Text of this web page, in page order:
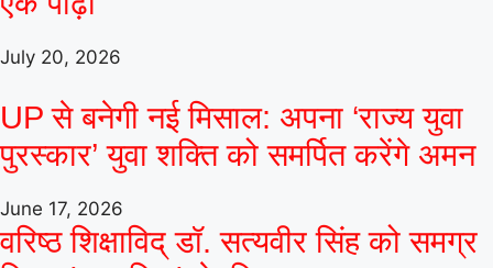
July 20, 2026
UP से बनेगी नई मिसाल: अपना ‘राज्य युवा
पुरस्कार’ युवा शक्ति को समर्पित करेंगे अमन
June 17, 2026
वरिष्ठ शिक्षाविद् डॉ. सत्यवीर सिंह को समग्र